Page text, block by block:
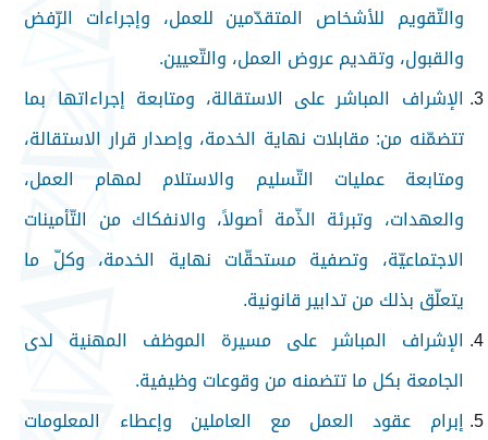
والتّقويم للأشخاص المتقدّمين للعمل، وإجراءات الرّفض
والقبول، وتقديم عروض العمل، والتّعيين.
الإشراف المباشر على الاستقالة، ومتابعة إجراءاتها بما
تتضمّنه من: مقابلات نهاية الخدمة، وإصدار قرار الاستقالة،
ومتابعة عمليات التّسليم والاستلام لمهام العمل،
والعهدات، وتبرئة الذّمة أصولاً، والانفكاك من التّأمينات
الاجتماعيّة، وتصفية مستحقّات نهاية الخدمة، وكلّ ما
يتعلّق بذلك من تدابير قانونية.
الإشراف المباشر على مسيرة الموظف المهنية لدى
الجامعة بكل ما تتضمنه من وقوعات وظيفية.
إبرام عقود العمل مع العاملين وإعطاء المعلومات